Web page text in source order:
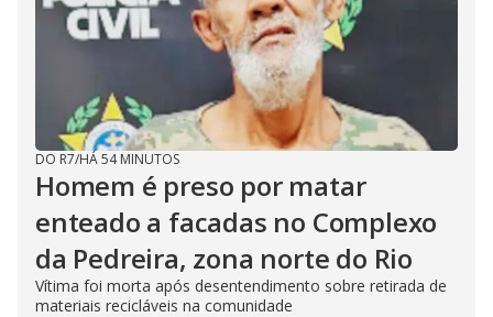
DO R7/HÁ 54 MINUTOS
Homem é preso por matar
enteado a facadas no Complexo
da Pedreira, zona norte do Rio
Vítima foi morta após desentendimento sobre retirada de
materiais recicláveis na comunidade